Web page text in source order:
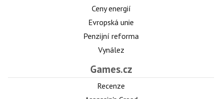
Ceny energií
Evropská unie
Penzijní reforma
Vynález
Games.cz
Recenze